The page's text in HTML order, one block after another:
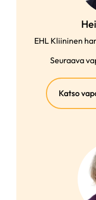
EHL Kliininen
Seuraava
Katso